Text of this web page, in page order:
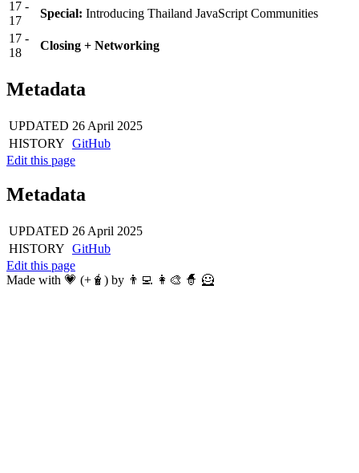
17 -
17
Special: Introducing Thailand JavaScript Communities
17 -
18
Closing + Networking
Metadata
UPDATED 26 April 2025
HISTORY GitHub
Edit this page
Metadata
UPDATED 26 April 2025
HISTORY GitHub
Edit this page
Made with 💗 (+🧋) by 👨‍💻 👩‍🎨 🧙 🦸